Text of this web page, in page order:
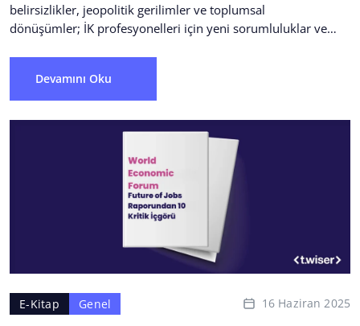
belirsizlikler, jeopolitik gerilimler ve toplumsal
dönüşümler; İK profesyonelleri için yeni sorumluluklar ve
Devamını Oku
E-Kitap Genel 16 Haziran 2025